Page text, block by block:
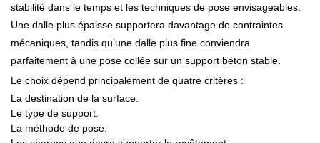
stabilité dans le temps et les techniques de pose envisageables.
Une dalle plus épaisse supportera davantage de contraintes
mécaniques, tandis qu’une dalle plus fine conviendra
parfaitement à une pose collée sur un support béton stable.
Le choix dépend principalement de quatre critères :
La destination de la surface.
Le type de support.
La méthode de pose.